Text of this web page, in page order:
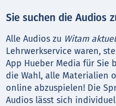
Sie suchen die Audios
Alle Audios zu Witam
Lehrwerkservice waren,
App Hueber Media für Sie
die Wahl, alle Materialien
online abzuspielen! Die
Audios lässt sich